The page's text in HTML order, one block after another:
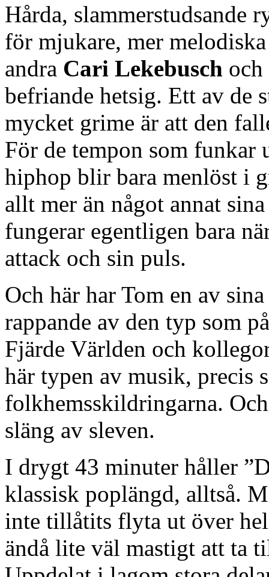
Hårda, slammerstudsande
för mjukare, mer
andra Cari Lekebusch och
befriande hetsig. Ett av de
mycket grime är att den
För de tempon som
hiphop blir bara menlöst i
allt mer än något annat
fungerar egentligen bara
attack och sin puls.
Och här har Tom en av
rappande av den typ som
Fjärde Världen och
här typen av musik, precis
folkhemsskildringarna.
släng av sleven.
I drygt 43 minuter håller
klassisk poplängd, alltså.
inte tillåtits flyta ut över
ändå lite väl mastigt att ta